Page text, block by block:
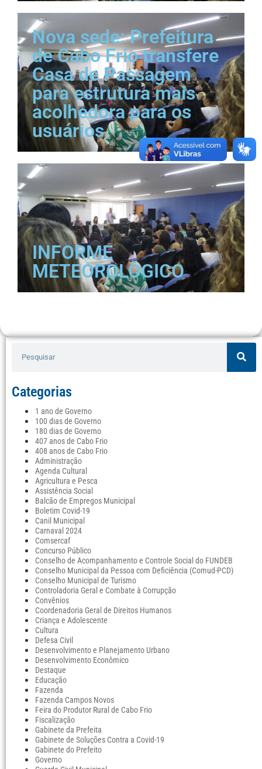
Nova sede: Prefeitura
de Cabo Frio transfere
Casa de Passagem
para estrutura mais
acolhedora para os
usuários
INFORME
METEOROLÓGICO
Categorias
1 ano de Governo
100 dias de Governo
180 dias de Governo
407 anos de Cabo Frio
408 anos de Cabo Frio
Administração
Agenda Cultural
Agricultura e Pesca
Assistência Social
Balcão de Empregos Municipal
Boletim Covid-19
Canil Municipal
Carnaval 2024
Comsercaf
Concurso Público
Conselho de Acompanhamento e Controle Social do FUNDEB
Conselho Municipal da Pessoa com Deficiência (Comud-PCD)
Conselho Municipal de Turismo
Controladoria Geral e Combate à Corrupção
Convênios
Coordenadoria Geral de Direitos Humanos
Criança e Adolescente
Cultura
Defesa Civil
Desenvolvimento e Planejamento Urbano
Desenvolvimento Econômico
Destaque
Educação
Fazenda
Fazenda Campos Novos
Feira do Produtor Rural de Cabo Frio
Fiscalização
Gabinete da Prefeita
Gabinete de Soluções Contra a Covid-19
Gabinete do Prefeito
Governo